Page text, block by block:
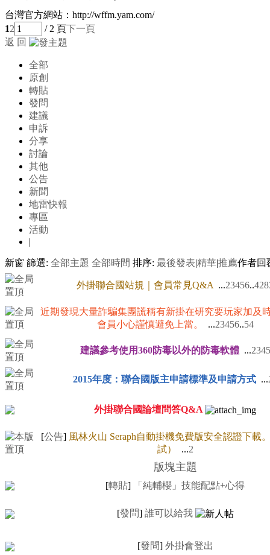
台灣官方網站：http://wffm.yam.com/
12 / 2 頁下一頁
返 回
全部
原創
轉貼
發問
建議
申訴
分享
討論
其他
公告
新聞
地雷快報
專區
活動
|
新窗 篩選: 全部主題 全部時間 排序: 最後發表|精華|推薦作者回
外掛聯合國站規｜會員常見Q&A ...23456..
近期發現大量詐騙集團謊稱有新掛在研究要玩家加及
會員小心謹慎避免上當。
...23456..54
建議參考使用360防毒以外的防毒軟體 ...2345
2015年度：聯合國版主申請標準及申請方式 ...
外掛聯合國論壇問答Q&A
[公告] 風林火山 Seraph自動掛機免費版安全認證下載
試）
...2
版塊主題
[轉貼] 「純輔櫻」技能配點+心得
[發問] 誰可以給我
[發問] 外掛會登出